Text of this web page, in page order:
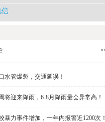
信
水管爆裂，交通延误！
将迎来降雨，6-8月降雨量会异常高！
暴力事件增加，一年内报警近1200次！